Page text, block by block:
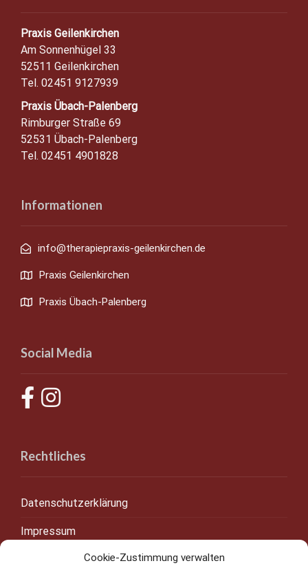
Cookie-Zustimmung verwalten
Praxis Geilenkirchen
Am Sonnenhügel 33
52511 Geilenkirchen
Tel. 02451 9127939
Praxis Übach-Palenberg
Rimburger Straße 69
52531 Übach-Palenberg
Tel. 02451 4901828
Informationen
info@therapiepraxis-geilenkirchen.de
Praxis Geilenkirchen
Praxis Übach-Palenberg
Social Media
Rechtliches
Datenschutzerklärung
Impressum
Cookie-Richtlinie (EU)